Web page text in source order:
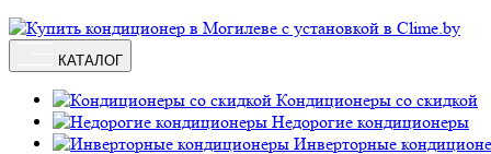
КАТАЛОГ
Кондиционеры со скидкой
Недорогие кондиционеры
Инверторные